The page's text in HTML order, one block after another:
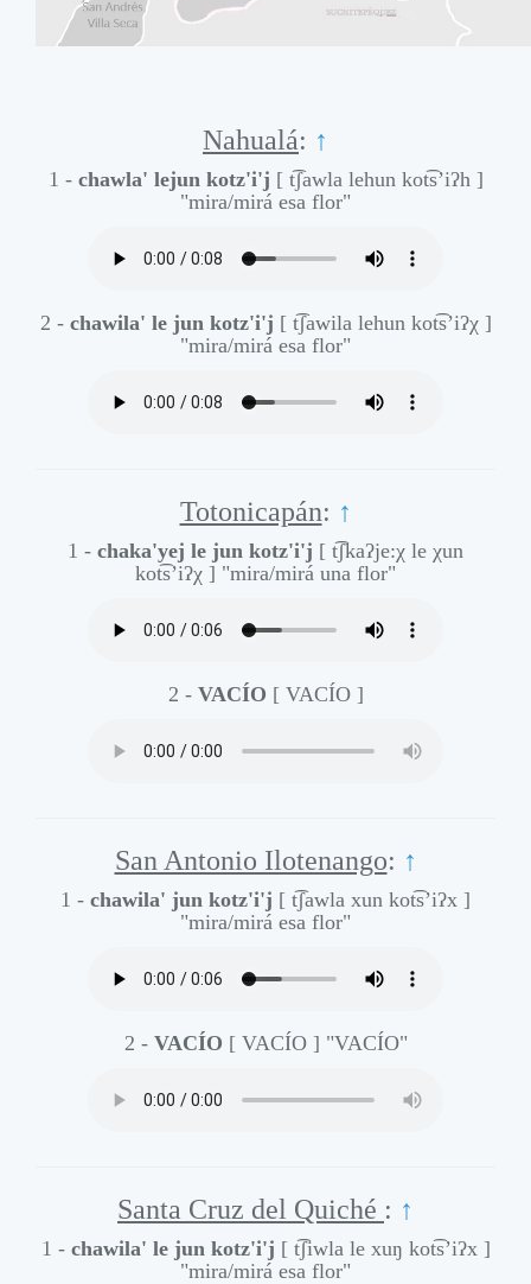
Nahualá: ↑
1 - chawla' lejun kotz'i'j [ t͡ʃawla lehun kot͡s’iʔh ]
"mira/mirá esa flor"
2 - chawila' le jun kotz'i'j [ t͡ʃawila lehun kot͡s’iʔχ ]
"mira/mirá esa flor"
Totonicapán: ↑
1 - chaka'yej le jun kotz'i'j [ t͡ʃkaʔje:χ le χun
kot͡s’iʔχ ] "mira/mirá una flor"
2 - VACÍO [ VACÍO ]
San Antonio Ilotenango: ↑
1 - chawila' jun kotz'i'j [ t͡ʃawla xun kot͡s’iʔx ]
"mira/mirá esa flor"
2 - VACÍO [ VACÍO ] "VACÍO"
Santa Cruz del Quiché : ↑
1 - chawila' le jun kotz'i'j [ t͡ʃiwla le xuŋ kot͡s’iʔx ]
"mira/mirá esa flor"